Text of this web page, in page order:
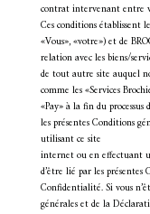
contrat intervenant entre
Ces conditions établissent
«Vous», «votre») et de
relation avec les biens/
de tout autre site auquel
comme les «Services
«Pay» à la fin du
les présentes Conditions
utilisant ce site
internet ou en effectuant
d’être lié par les
Confidentialité. Si vous
générales et de la